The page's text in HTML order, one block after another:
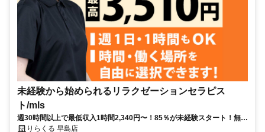
未経験から始められるリラクゼーションセラピス
ト/mls
週30時間以上で最低収入1時間2,340円〜！85％が未経験スタート！無料
トレで一生モノの技術を習得✅好きな時間に収入を得られます⏰【岡山
りらくる 早島店